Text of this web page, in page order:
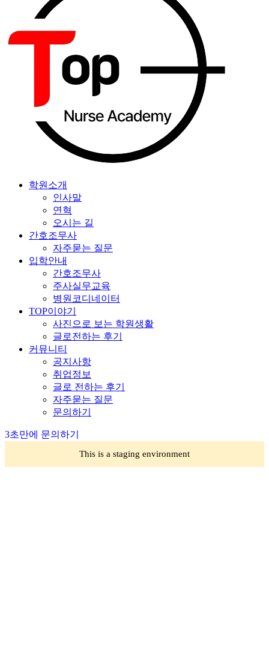
학원소개
인사말
연혁
오시는 길
간호조무사
자주묻는 질문
입학안내
간호조무사
주사실무교육
병원코디네이터
TOP이야기
사진으로 보는 학원생활
글로전하는 후기
커뮤니티
공지사항
취업정보
글로 전하는 후기
자주묻는 질문
문의하기
3초만에 문의하기
This is a staging environment